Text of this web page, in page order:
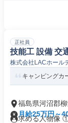
正社員
技能工 設備 交
株式会社LACホール
キャンピングカ
福島県河沼郡
月給25万円～
求める人物像